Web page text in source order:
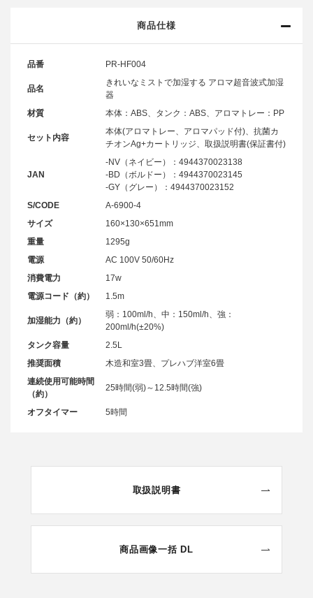
商品仕様
品番 PR-HF004
品名
きれいなミストで加湿する アロマ超音波式加湿
器
材質
本体：ABS、タンク：ABS、アロマトレー：PP
セット内容
本体(アロマトレー、アロマパッド付)、抗菌カ
チオンAg+カートリッジ、取扱説明書(保証書付)
JAN
-NV（ネイビー）：4944370023138
-BD（ボルドー）：4944370023145
-GY（グレー）：4944370023152
S/CODE
A-6900-4
サイズ
160×130×651mm
重量
1295g
電源
AC 100V 50/60Hz
消費電力
17w
電源コード（約）
1.5m
加湿能力（約）
弱：100ml/h、中：150ml/h、強：
200ml/h(±20%)
タンク容量
2.5L
推奨面積
木造和室3畳、プレハブ洋室6畳
連続使用可能時間
（約）
25時間(弱)～12.5時間(強)
オフタイマー 5時間
取扱説明書
商品画像一括 DL